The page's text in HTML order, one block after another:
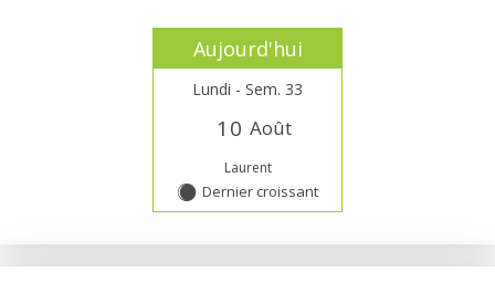
Aujourd'hui
Lundi - Sem. 33
1 0 Août
Laurent
Y Dernier croissant